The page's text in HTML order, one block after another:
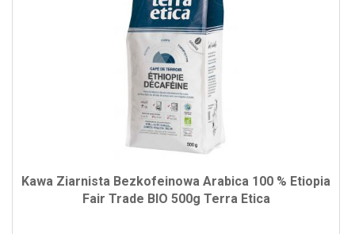
Kawa Ziarnista Bezkofeinowa Arabica 100 % Etiopia
Fair Trade BIO 500g Terra Etica